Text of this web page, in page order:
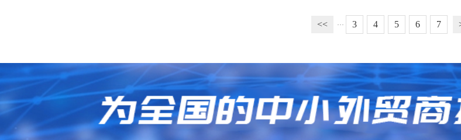
<< ··· 3 4 5 6 7